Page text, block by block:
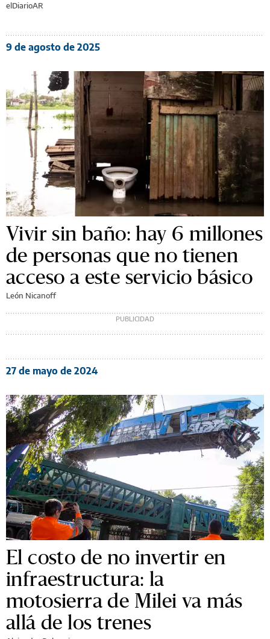
elDiarioAR
9 de agosto de 2025
Vivir sin baño: hay 6 millones
de personas que no tienen
acceso a este servicio básico
León Nicanoff
27 de mayo de 2024
El costo de no invertir en
infraestructura: la
motosierra de Milei va más
allá de los trenes